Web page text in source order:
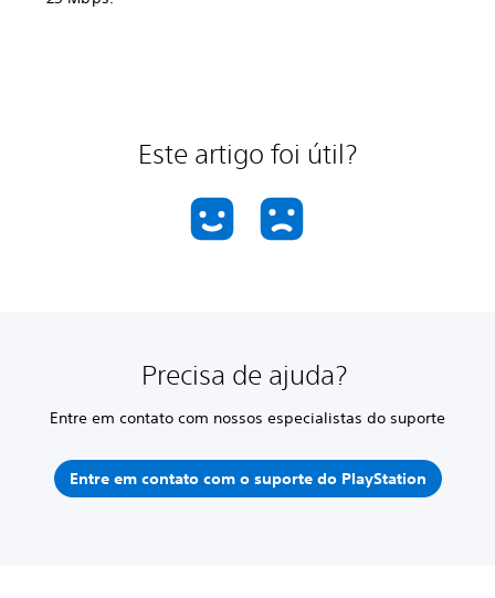
Este artigo foi útil?
Precisa de ajuda?
Entre em contato com nossos especialistas do suporte
Entre em contato com o suporte do PlayStation